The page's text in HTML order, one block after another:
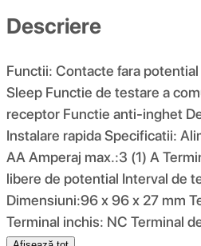
Descriere
Functii: Contacte fara
Sleep Functie de testare a
receptor Functie anti-inghet
Instalare rapida Specificatii:
AA Amperaj max.:3 (1) A
libere de potential Interval de
Dimensiuni:96 x 96 x 27 mm
Terminal inchis: NC Terminal